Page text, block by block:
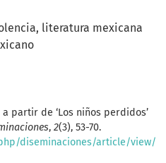
literatura mexicana
partir de ‘Los niños perdidos’
, 2(3), 53-70.
diseminaciones/article/view/